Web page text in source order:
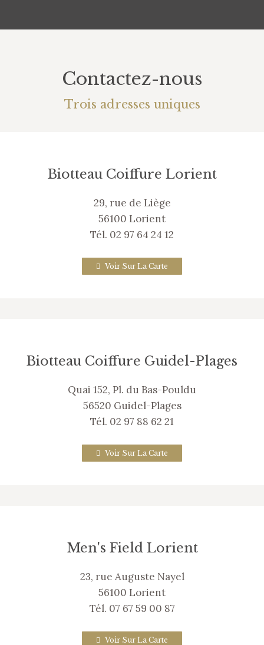
Contactez-nous
Trois adresses uniques
Biotteau Coiffure Lorient
29, rue de Liège
56100 Lorient
Tél. 02 97 64 24 12
Voir Sur La Carte
Biotteau Coiffure Guidel-Plages
Quai 152, Pl. du Bas-Pouldu
56520 Guidel-Plages
Tél. 02 97 88 62 21
Voir Sur La Carte
Men's Field Lorient
23, rue Auguste Nayel
56100 Lorient
Tél. 07 67 59 00 87
Voir Sur La Carte